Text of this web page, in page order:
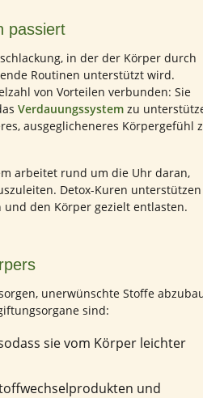
passiert
in der der Körper durch
Routinen unterstützt wird.
von Vorteilen verbunden: Sie
Verdauungssystem zu
ausgeglicheneres Körpergefühl
arbeitet rund um die Uhr daran,
Detox-Kuren unterstützen
den Körper gezielt entlasten.
unerwünschte Stoffe
sind:
sie vom Körper leichter
und